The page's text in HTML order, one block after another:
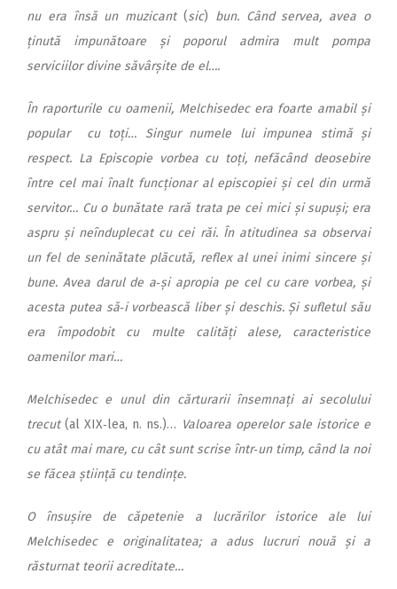
nu era însă un muzicant (sic) bun. Când servea, avea o
ținută impunătoare și poporul admira mult pompa
serviciilor divine săvârșite de el….
În raporturile cu oamenii, Melchisedec era foarte amabil și
popular cu toți… Singur numele lui impunea stimă și
respect. La Episcopie vorbea cu toți, nefăcând deosebire
între cel mai înalt funcționar al episcopiei și cel din urmă
servitor… Cu o bunătate rară trata pe cei mici și supuși; era
aspru și neînduplecat cu cei răi. În atitudinea sa observai
un fel de seninătate plăcută, reflex al unei inimi sincere și
bune. Avea darul de a‑și apropia pe cel cu care vorbea, și
acesta putea să‑i vorbească liber și deschis. Și sufletul său
era împodobit cu multe calități alese, caracteristice
oamenilor mari…
Melchisedec e unul din cărturarii însemnați ai secolului
trecut(al XIX‑lea, n. ns.)… Valoarea operelor sale istorice e
cu atât mai mare, cu cât sunt scrise într‑un timp, când la noi
se făcea știință cu tendințe.
O însușire de căpetenie a lucrărilor istorice ale lui
Melchisedec e originalitatea; a adus lucruri nouă și a
răsturnat teorii acreditate…